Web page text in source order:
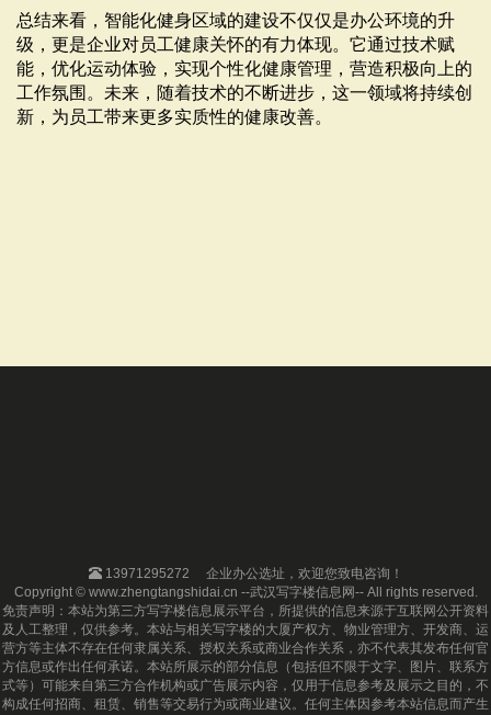
总结来看，智能化健身区域的建设不仅仅是办公环境的升
级，更是企业对员工健康关怀的有力体现。它通过技术赋
能，优化运动体验，实现个性化健康管理，营造积极向上的
工作氛围。未来，随着技术的不断进步，这一领域将持续创
新，为员工带来更多实质性的健康改善。
13971295272
企业办公选址，欢迎您致电咨询！
Copyright © www.zhengtangshidai.cn --武汉写字楼信息网-- All rights reserved.
免责声明：本站为第三方写字楼信息展示平台，所提供的信息来源于互联网公开资料
及人工整理，仅供参考。本站与相关写字楼的大厦产权方、物业管理方、开发商、运
营方等主体不存在任何隶属关系、授权关系或商业合作关系，亦不代表其发布任何官
方信息或作出任何承诺。本站所展示的部分信息（包括但不限于文字、图片、联系方
式等）可能来自第三方合作机构或广告展示内容，仅用于信息参考及展示之目的，不
构成任何招商、租赁、销售等交易行为或商业建议。任何主体因参考本站信息而产生